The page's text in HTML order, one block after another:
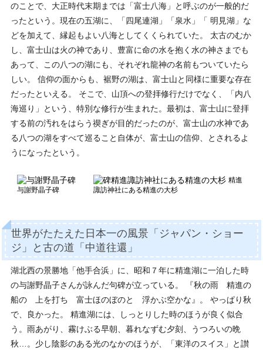
のことで、大正時代末期までは「富士八海」と呼ぶのが一般的だ
ったという。現在の五湖に、「四尾連湖」「泉水」「 明見湖」な
どを加えて、縁起もよい八海としてくくられていた。 太古のむか
し、富士山は火の神であり、豊富に命の水を抱く水の神さまでも
あって、この八つの湖にも、それぞれ龍神の名前もついていたら
しい。 信仰の面からも、裾野の湖は、富士山と同様に重要な存在
だったといえる。 そこで、山頂への登拝修行だけでなく、「内八
海巡り」という、特別な修行が生まれた。最初は、富士山に登拝
する前の汚れをはらう禊ぎが目的だったのが、富士山の水神であ
る八つの湖をすべて巡ること自体が、富士山の信仰、とされるよ
うになったという。
与謝野晶子碑
精進
諏訪神社にある精進の大杉
世界がたたえた日本一の風景「ジャパン・ショー
ジ」と古の道「中道往還」
湖北西の景勝地「他手合浜」に、昭和７年に精進湖に一泊した時
の与謝野晶子さんが詠んだ句碑が立っている。 『秋の雨 精進の
船の 上を打ち 富士ほのぼのと 浮かぶ空かな』。 やっぱり秋
で、良かった。 精進湖には、しっとりした時のほうが良く似合
う。雨あがり、霧けぶる早朝、暮れなずむ夕刻、うつろいの晩
秋…。少し陰影のある光のなかのほうが、「東洋のスイス」と讃